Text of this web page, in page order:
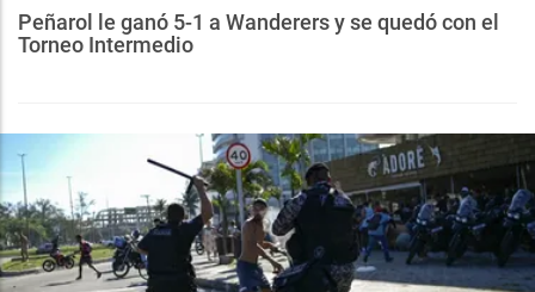
Peñarol le ganó 5-1 a Wanderers y se quedó con el
Torneo Intermedio